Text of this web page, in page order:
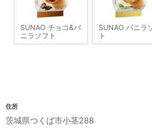
SUNAO チョコ&バ
ニラソフト
SUNAO バニラ
ト
住所
茨城県つくば市小茎288